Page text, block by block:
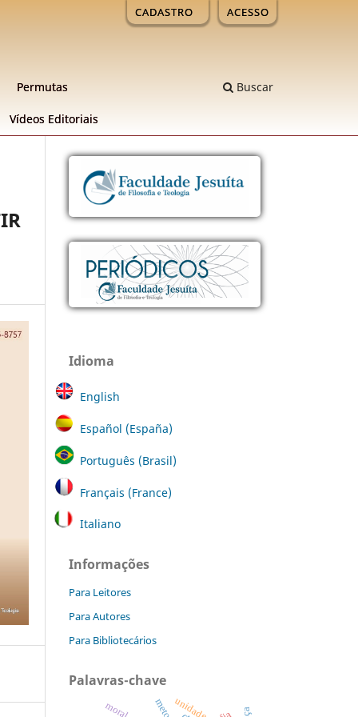
Permutas
Ví­deos Editoriais
Buscar
CADASTRO ACESSO
Idioma
English
Español (España)
Português (Brasil)
Français (France)
Italiano
Informações
Para Leitores
Para Autores
Para Bibliotecários
Palavras-chave
moral unidade.